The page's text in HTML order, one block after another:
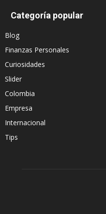
Categoría popular
Blog
Finanzas Personales
Curiosidades
Slider
Colombia
Empresa
Internacional
Tips